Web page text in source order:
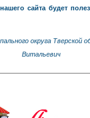
сайта будет
округа Тверской
Витальевич